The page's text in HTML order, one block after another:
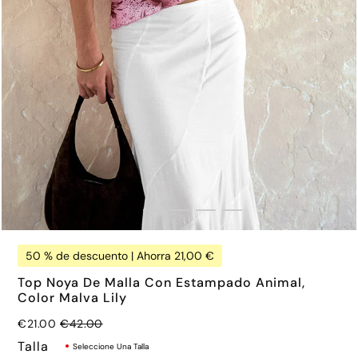
50 % de descuento | Ahorra 21,00 €
Top Noya De Malla Con Estampado Animal,
Color Malva Lily
€21.00Precio normal
€42.00
Talla Seleccione Una Talla
€75.00